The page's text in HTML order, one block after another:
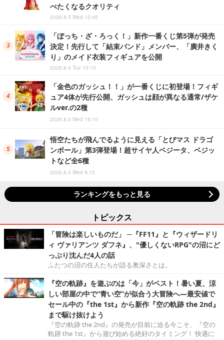
べたくなるクオリティ
2026.8.5 Wed 12:45
「ぼっち・ざ・ろっく！」新作一番くじ第5弾が発売
決定！先行して「結束バンド」メンバー、「廣井きく
り」のメイド衣装フィギュアを公開
2026.8.4 Tue 10:10
「金色のガッシュ！！」が一番くじに初登場！フィギ
ュア4体が先行公開、ガッシュは顔が異なる通常/ザケ
ルver.の2種
2026.8.5 Wed 19:10
悟空たちが飛んでるように見える「とびマス ドラゴ
ンボール」第3弾登場！超サイヤ人ベジータ、ベジッ
トなど全6種
2026.8.5 Wed 9:15
ランキングをもっと見る
トピックス
「冒険は楽しいものだ」 ─『FF11』と『ウィザードリ
ィ ヴァリアンツ ダフネ』、"優しくないRPG"の沼にど
っぷり沈んだ4人の話
ふたつの沼の住人たちが語る奥深さとは。
『空の軌跡』を遊ぶのは「今」がベスト！暑い夏、涼
しい部屋の中で“青い空”が似合う大冒険へ―最安値で
セール中の『the 1st』から新作『空の軌跡 the 2nd』
まで駆け抜けよう
『空の軌跡 the 2nd』の発売が目前に迫る今こそ、『空の
軌跡 the 1st』から遊び始める絶好のタイミング！ 快適に